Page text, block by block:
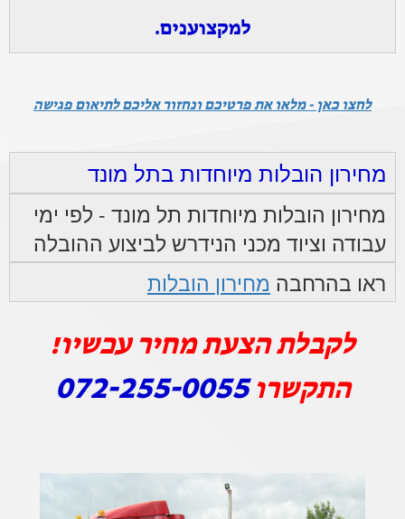
למקצוענים.
לחצו כאן - מלאו את פרטיכם ונחזור אליכם לתיאום פגישה
מחירון הובלות מיוחדות בתל מונד
מחירון הובלות מיוחדות תל מונד - לפי ימי
עבודה וציוד מכני הנידרש לביצוע ההובלה
ראו בהרחבה מחירון הובלות
לקבלת הצעת מחיר עכשיו!
התקשרו072-255-0055